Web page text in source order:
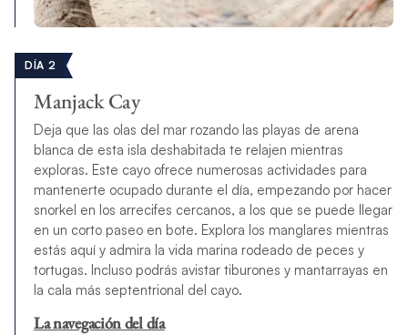
DÍA 2
Manjack Cay
Deja que las olas del mar rozando las playas de arena
blanca de esta isla deshabitada te relajen mientras
exploras. Este cayo ofrece numerosas actividades para
mantenerte ocupado durante el día, empezando por hacer
snorkel en los arrecifes cercanos, a los que se puede llegar
en un corto paseo en bote. Explora los manglares mientras
estás aquí y admira la vida marina rodeado de peces y
tortugas. Incluso podrás avistar tiburones y mantarrayas en
la cala más septentrional del cayo.
La navegación del día